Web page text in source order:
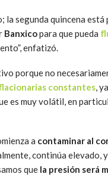
la segunda quincena
Banxicopara que pueda
enfatizó.
porque no
constantes,
es muy volátil, en
a contaminar al
continúa elevado,
que la presión será